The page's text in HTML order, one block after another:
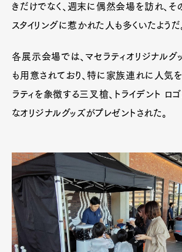
きだけでなく、週末に偶然会場を訪れ、
スタイリングに惹かれた人も多くいたようだ
各展示会場では、マセラティオリジナルグ
も用意されており、特に家族連れに人気
ラティを象徴する三叉槍、トライデント ロ
なオリジナルグッズがプレゼントされた。